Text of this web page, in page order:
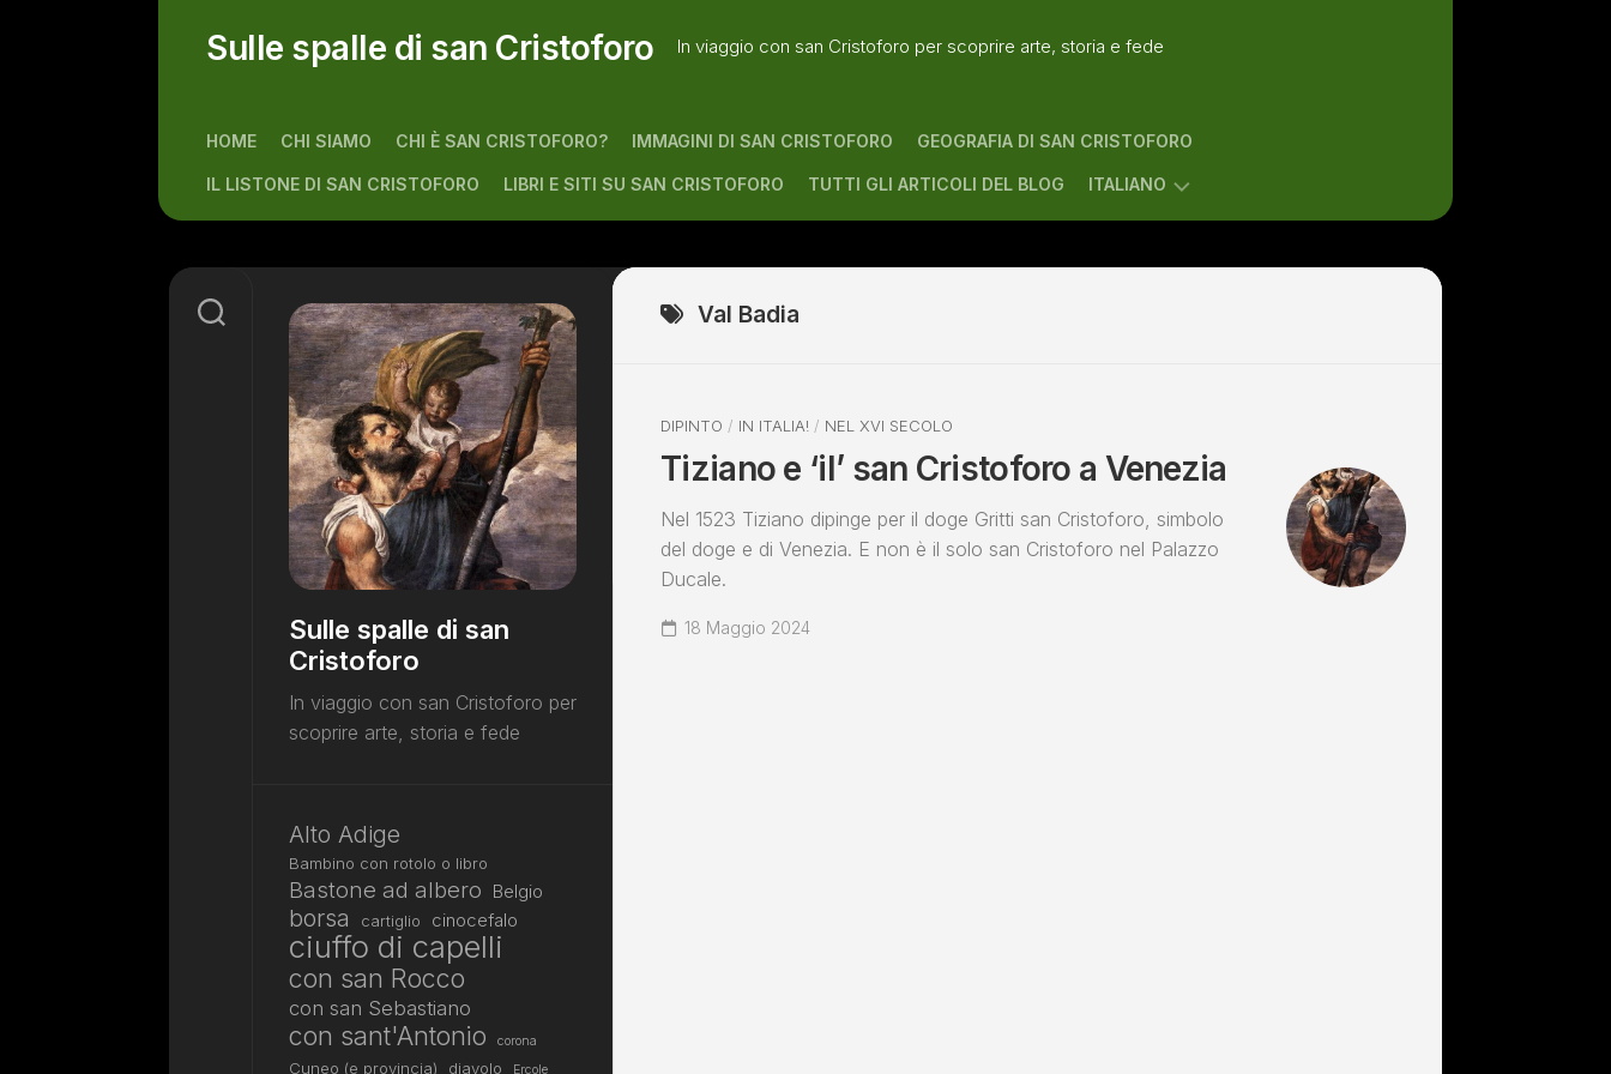
Sulle spalle di san Cristoforo In viaggio con san Cristoforo per scoprire arte, storia e fede
HOME CHI SIAMO CHI È SAN CRISTOFORO? IMMAGINI DI SAN CRISTOFORO GEOGRAFIA DI SAN CRISTOFORO
IL LISTONE DI SAN CRISTOFORO LIBRI E SITI SU SAN CRISTOFORO TUTTI GLI ARTICOLI DEL BLOG ITALIANO
Val Badia
DIPINTO / IN ITALIA! / NEL XVI SECOLO
Tiziano e ‘il’ san Cristoforo a Venezia
Nel 1523 Tiziano dipinge per il doge Gritti san Cristoforo, simbolo
del doge e di Venezia. E non è il solo san Cristoforo nel Palazzo
Ducale.
18 Maggio 2024
Sulle spalle di san
Cristoforo
In viaggio con san Cristoforo per
scoprire arte, storia e fede
Alto Adige
Bambino con rotolo o libro
Bastone ad albero Belgio
borsa cartiglio cinocefalo
ciuffo di capelli
con san Rocco
con san Sebastiano
con sant'Antonio corona
Cuneo (e provincia) diavolo Ercole